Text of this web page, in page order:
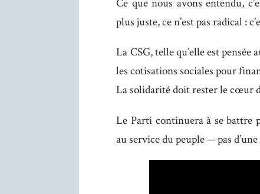
plus juste, ce n’est pas radical :
La CSG, telle qu’elle est
les cotisations sociales pour
La solidarité doit rester le cœur
Le Parti continuera à se battre
au service du peuple — pas